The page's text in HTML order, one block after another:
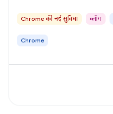
Chrome की नई सुविधा ब्लॉग
Chrome